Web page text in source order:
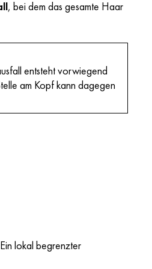
, bei dem das gesamte Haar
entsteht vorwiegend
am Kopf kann dagegen
lokal begrenzter